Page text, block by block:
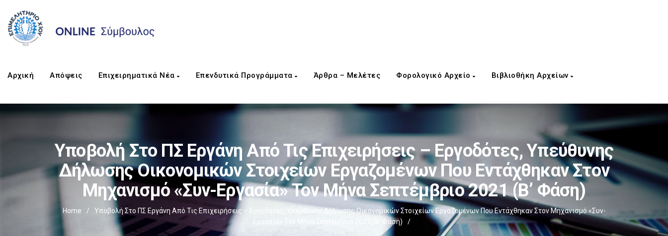
Αρχική Απόψεις Επιχειρηματικά Νέα Επενδυτικά Προγράμματα Άρθρα – Μελέτες Φορολογικό Αρχείο Βιβλιοθήκη Αρχείων
Υποβολή Στο ΠΣ Εργάνη Από Τις Επιχειρήσεις – Εργοδότες, Υπεύθυνης
Δήλωσης Οικονομικών Στοιχείων Εργαζομένων Που Εντάχθηκαν Στον
Μηχανισμό «Συν-Εργασία» Τον Μήνα Σεπτέμβριο 2021 (Β’ Φάση)
Home /
Υποβολή Στο ΠΣ Εργάνη Από Τις Επιχειρήσεις – Εργοδότες, Υπεύθυνης Δήλωσης Οικονομικών Στοιχείων Εργαζομένων Που Εντάχθηκαν Στον Μηχανισμό «Συν-
Εργασία» Τον Μήνα Σεπτέμβριο 2021 (Β’ Φάση)
/